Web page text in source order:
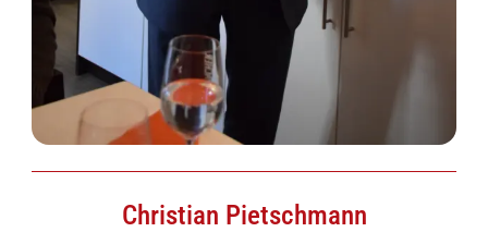
Christian Pietschmann